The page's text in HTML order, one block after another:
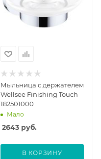
Мыльница с держателем
Wellsee Finishing Touch
182501000
Мало
2643руб.
В КОРЗИНУ